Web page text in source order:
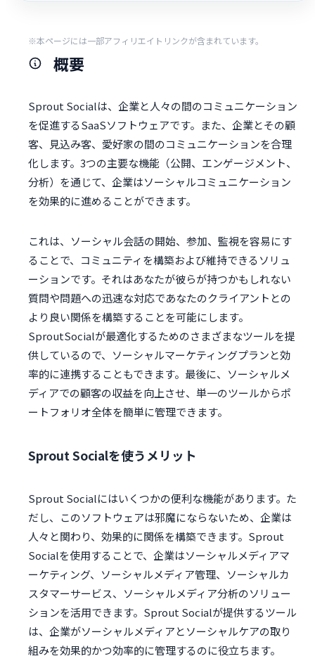
※本ページには一部アフィリエイトリンクが含まれています。
概要
Sprout Socialは、企業と人々の間のコミュニケーション
を促進するSaaSソフトウェアです。また、企業とその顧
客、見込み客、愛好家の間のコミュニケーションを合理
化します。3つの主要な機能（公開、エンゲージメント、
分析）を通じて、企業はソーシャルコミュニケーション
を効果的に進めることができます。
これは、ソーシャル会話の開始、参加、監視を容易にす
ることで、コミュニティを構築および維持できるソリュ
ーションです。それはあなたが彼らが持つかもしれない
質問や問題への迅速な対応であなたのクライアントとの
より良い関係を構築することを可能にします。
SproutSocialが最適化するためのさまざまなツールを提
供しているので、ソーシャルマーケティングプランと効
率的に連携することもできます。最後に、ソーシャルメ
ディアでの顧客の収益を向上させ、単一のツールからポ
ートフォリオ全体を簡単に管理できます。
Sprout Socialを使うメリット
Sprout Socialにはいくつかの便利な機能があります。た
だし、このソフトウェアは邪魔にならないため、企業は
人々と関わり、効果的に関係を構築できます。Sprout
Socialを使用することで、企業はソーシャルメディアマ
ーケティング、ソーシャルメディア管理、ソーシャルカ
スタマーサービス、ソーシャルメディア分析のソリュー
ションを活用できます。Sprout Socialが提供するツール
は、企業がソーシャルメディアとソーシャルケアの取り
組みを効果的かつ効率的に管理するのに役立ちます。